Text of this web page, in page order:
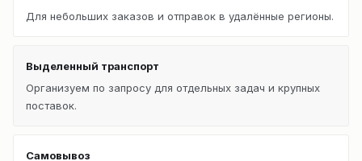
Для небольших заказов и отправок в удалённые регионы.
Выделенный транспорт
Организуем по запросу для отдельных задач и крупных
поставок.
Самовывоз